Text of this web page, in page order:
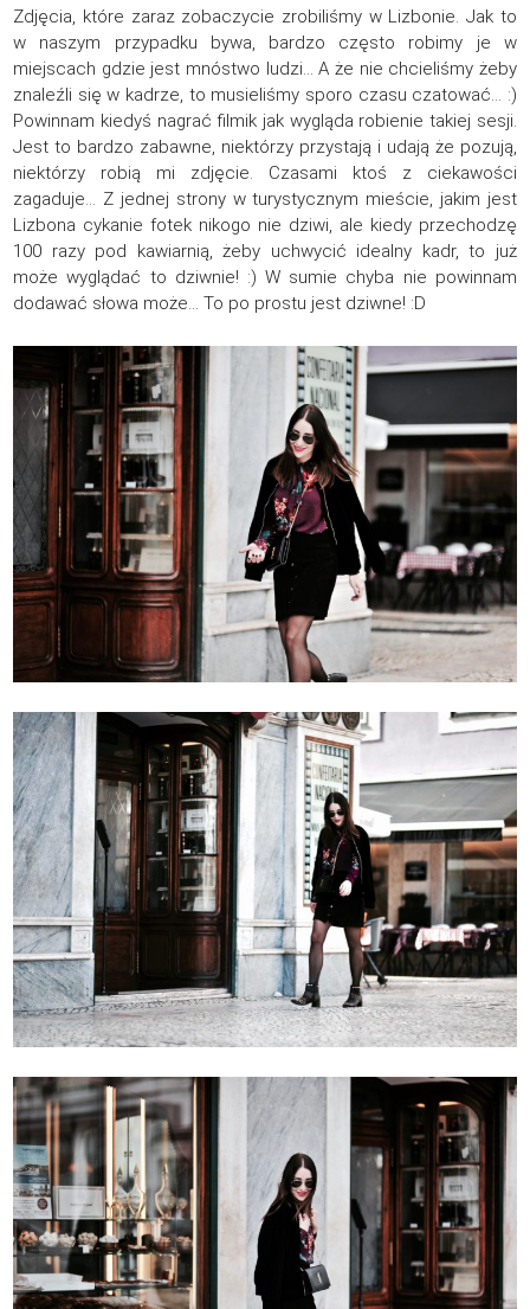
Zdjęcia, które zaraz zobaczycie zrobiliśmy w Lizbonie. Jak to
w naszym przypadku bywa, bardzo często robimy je w
miejscach gdzie jest mnóstwo ludzi… A że nie chcieliśmy żeby
znaleźli się w kadrze, to musieliśmy sporo czasu czatować… :)
Powinnam kiedyś nagrać filmik jak wygląda robienie takiej sesji.
Jest to bardzo zabawne, niektórzy przystają i udają że pozują,
niektórzy robią mi zdjęcie. Czasami ktoś z ciekawości
zagaduje… Z jednej strony w turystycznym mieście, jakim jest
Lizbona cykanie fotek nikogo nie dziwi, ale kiedy przechodzę
100 razy pod kawiarnią, żeby uchwycić idealny kadr, to już
może wyglądać to dziwnie! :) W sumie chyba nie powinnam
dodawać słowa może… To po prostu jest dziwne! :D